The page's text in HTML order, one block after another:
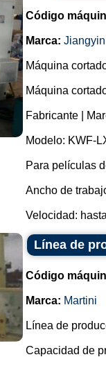
Código
Marca:
Máquina
Máquina
Fabricante |
Modelo: KWF-
Para películas
Ancho de
Velocidad:
Línea de
Código
Marca: Martini
Línea de
Capacidad de